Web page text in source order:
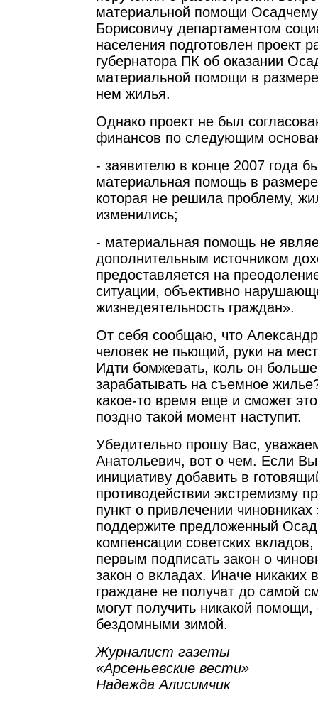
материальной помощи
Борисовичу департаментом
населения подготовлен проект
губернатора ПК об оказании
материальной помощи в
нем жилья.
Однако проект не был
финансов по следующим
- заявителю в конце 2007 года
материальная помощь в
которая не решила проблему,
изменились;
- материальная помощь не
дополнительным источником
предоставляется на
ситуации, объективно
жизнедеятельность граждан».
От себя сообщаю, что
человек не пьющий, руки на
Идти бомжевать, коль он
зарабатывать на съемное
какое-то время еще и сможет
поздно такой момент наступит.
Убедительно прошу Вас,
Анатольевич, вот о чем. Если
инициативу добавить в
противодействии экстремизму
пункт о привлечении
поддержите предложенный
компенсации советских
первым подписать закон о
закон о вкладах. Иначе никаких
граждане не получат до самой
могут получить никакой помощи,
бездомными зимой.
Журналист газеты
«Арсеньевские вести»
Надежда Алисимчик